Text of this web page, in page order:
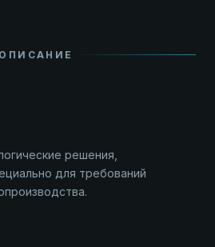
ОПИСАНИЕ
решения,
для требований